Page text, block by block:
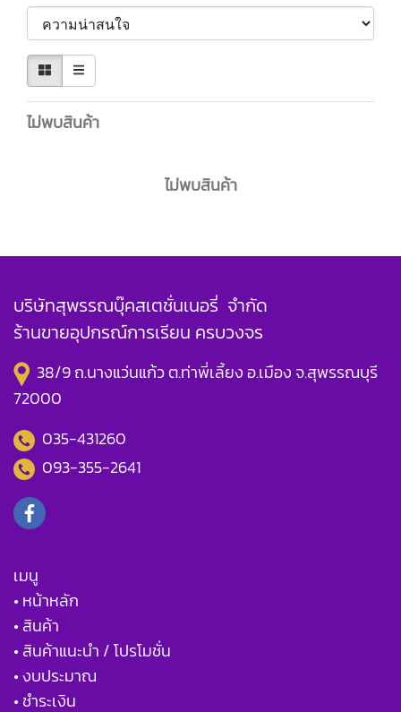
ไม่พบสินค้า
ไม่พบสินค้า
บริษัทสุพรรณบุ๊คสเตชั่นเนอรี่ จำกัด
ร้านขายอุปกรณ์การเรียน ครบวงจร
38/9 ถ.นางแว่นแก้ว ต.ท่าพี่เลี้ยง อ.เมือง จ.สุพรรณบุรี
72000
035-431260
093-355-2641
เมนู
• หน้าหลัก
• สินค้า
• สินค้าแนะนำ / โปรโมชั่น
• งบประมาณ
• ชำระเงิน